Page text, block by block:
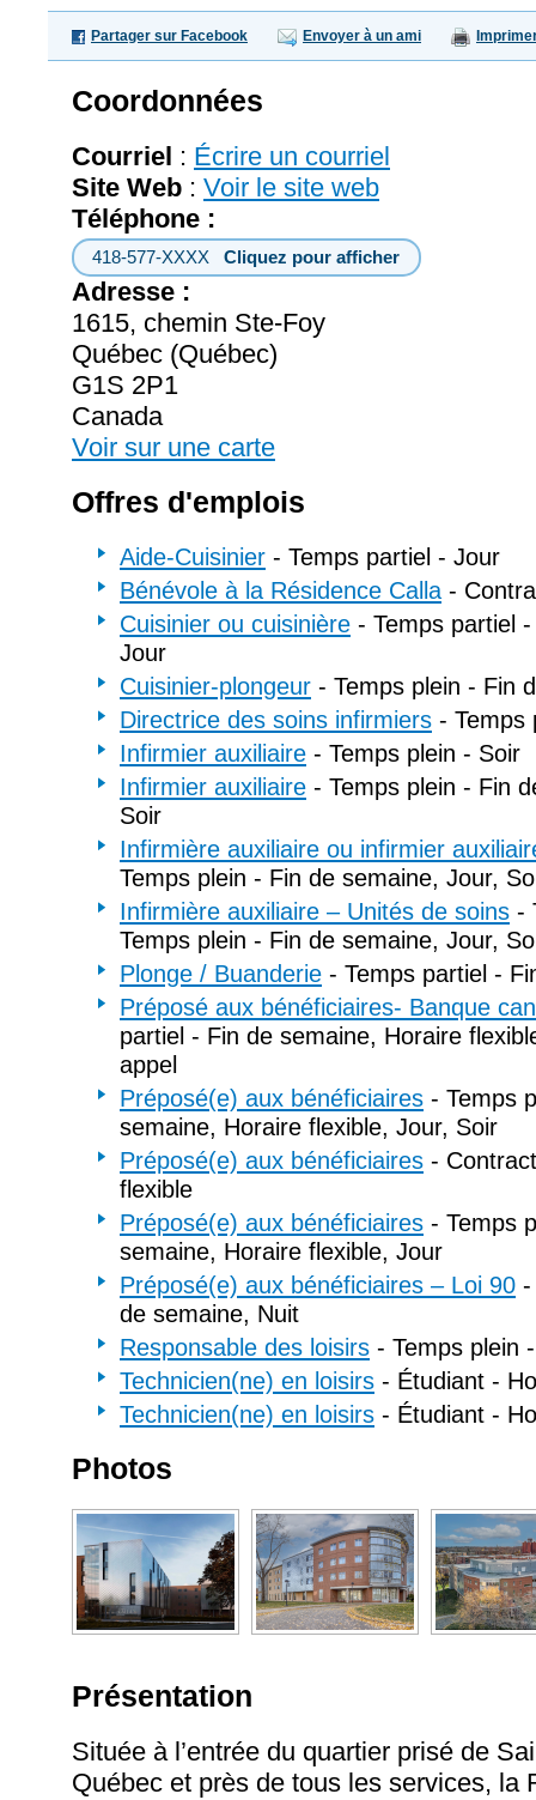
Partager sur Facebook Envoyer à un ami
Coordonnées
Courriel : Écrire un courriel
Site Web : Voir le site web
Téléphone :
418-577-XXXXCliquez pour afficher
Adresse :
1615, chemin Ste-Foy
Québec (Québec)
G1S 2P1
Canada
Voir sur une carte
Offres d'emplois
Aide-Cuisinier - Temps partiel - Jour
Bénévole à la Résidence Calla -
Cuisinier ou cuisinière - Temps partiel
Jour
Cuisinier-plongeur - Temps plein - Fin
Directrice des soins infirmiers - Temps
Infirmier auxiliaire - Temps plein - Soir
Infirmier auxiliaire - Temps plein - Fin
Soir
Infirmière auxiliaire ou infirmier
Temps plein - Fin de semaine, Jour,
Infirmière auxiliaire – Unités de soins -
Temps plein - Fin de semaine, Jour,
Plonge / Buanderie - Temps partiel -
Préposé aux bénéficiaires- Banque
partiel - Fin de semaine, Horaire
appel
Préposé(e) aux bénéficiaires - Temps
semaine, Horaire flexible, Jour, Soir
Préposé(e) aux bénéficiaires -
flexible
Préposé(e) aux bénéficiaires - Temps
semaine, Horaire flexible, Jour
Préposé(e) aux bénéficiaires – Loi 90 -
de semaine, Nuit
Responsable des loisirs - Temps plein
Technicien(ne) en loisirs - Étudiant -
Technicien(ne) en loisirs - Étudiant -
Photos
Présentation
Située à l’entrée du quartier prisé de
Québec et près de tous les services, la